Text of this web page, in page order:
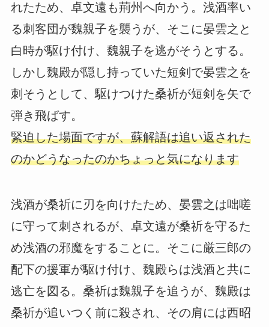
れたため、卓文遠も荊州へ向かう。浅酒率い
る刺客団が魏親子を襲うが、そこに晏雲之と
白時が駆け付け、魏親子を逃がそうとする。
しかし魏殿が隠し持っていた短剣で晏雲之を
刺そうとして、駆けつけた桑祈が短剣を矢で
弾き飛ばす。
緊迫した場面ですが、蘇解語は追い返された
のかどうなったのかちょっと気になります
浅酒が桑祈に刃を向けたため、晏雲之は咄嗟
に守って刺されるが、卓文遠が桑祈を守るた
め浅酒の邪魔をすることに。そこに厳三郎の
配下の援軍が駆け付け、魏殿らは浅酒と共に
逃亡を図る。桑祈は魏親子を追うが、魏殿は
桑祈が追いつく前に殺され、その肩には西昭